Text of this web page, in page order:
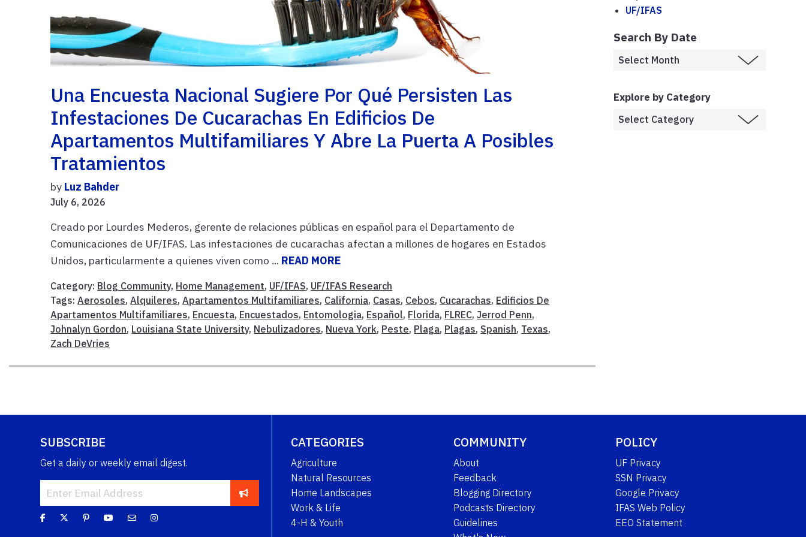
Una Encuesta Nacional Sugiere Por Qué Persisten Las
Infestaciones De Cucarachas En Edificios De
Apartamentos Multifamiliares Y Abre La Puerta A Posibles
Tratamientos
by Luz Bahder
July 6, 2026
Creado por Lourdes Mederos, gerente de relaciones públicas en español para el Departamento de
Comunicaciones de UF/IFAS. Las infestaciones de cucarachas afectan a millones de hogares en Estados
Unidos, particularmente a quienes viven como ... READ MORE
Category: Blog Community, Home Management, UF/IFAS, UF/IFAS Research
Tags:Aerosoles,Alquileres,Apartamentos Multifamiliares, California, Casas, Cebos, Cucarachas, Edificios De
Apartamentos Multifamiliares, Encuesta, Encuestados, Entomologia, Español, Florida, FLREC,Jerrod Penn,
Johnalyn Gordon, Louisiana State University, Nebulizadores, Nueva York, Peste, Plaga, Plagas, Spanish, Texas,
Zach DeVries
UF/IFAS
Search By Date
Explore by Category
SUBSCRIBE
Get a daily or weekly email digest.
CATEGORIES
Agriculture
Natural Resources
Home Landscapes
Work & Life
4-H & Youth
COMMUNITY
About
Feedback
Blogging Directory
Podcasts Directory
Guidelines
POLICY
UF Privacy
SSN Privacy
Google Privacy
IFAS Web Policy
EEO Statement